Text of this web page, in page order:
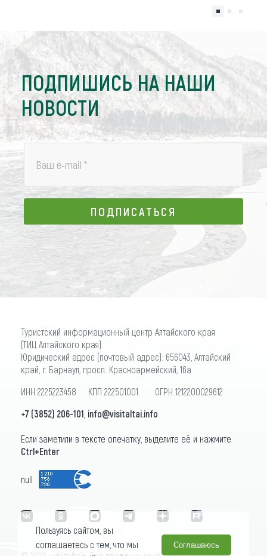
ПОДПИШИСЬ НА НАШИ
НОВОСТИ
Ваш e-mail *
ПОДПИСАТЬСЯ
ПОДПИСАТЬСЯ
Туристский информационный центр Алтайского края
(ТИЦ Алтайского края)
Юридический адрес (почтовый адрес): 656043, Алтайский
край, г. Барнаул, просп. Красноармейский, 16а
ИНН 2225223458 КПП 222501001 ОГРН 1212200029612
+7 (3852) 206-101 info@visitaltai.info
Если заметили в тексте опечатку, выделите её и нажмите
Ctrl+Enter
null
Пользуясь сайтом, вы
соглашаетесь с тем, что мы
Соглашаюсь